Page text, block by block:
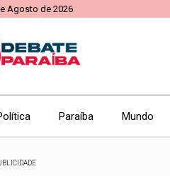
Agosto de 2026
Paraíba Mundo